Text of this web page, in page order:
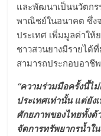
และพัฒนาเป็นนวัตกร
พาณิชย์ในอนาคต ซึ่ง
ประเทศ เพิ่มมูลค่าให้
ชาวสวนยางมีรายไ
สามารถประกอบอาชี
“ความร่วมมือครั้งนี้ไ
ประเทศเท่านั้น แต่ยั
ศักยภาพของไทยทั้งด้
จัดการทรัพยากรน้ำใ